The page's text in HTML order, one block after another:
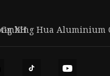
Xing Hua Aluminium